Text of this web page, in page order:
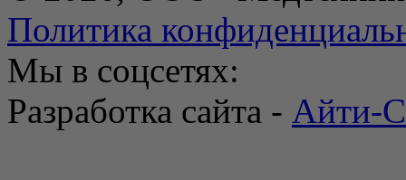
Политика
Мы в соцсетях:
Разработка сайта - Айти-